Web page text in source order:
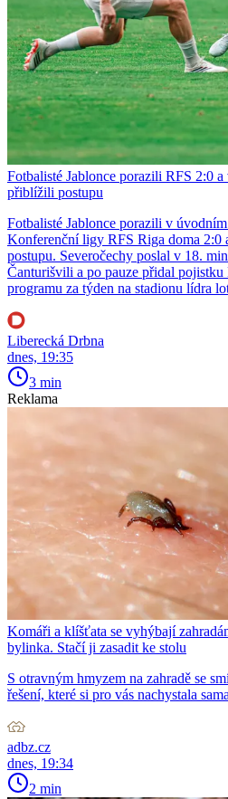
Fotbalisté Jablonce porazili RFS 2:0
přiblížili postupu
Fotbalisté Jablonce porazili v
Konferenční ligy RFS Riga doma 2:0
postupu. Severočechy poslal v 18.
Čanturišvili a po pauze přidal pojistku
programu za týden na stadionu lídra
Liberecká Drbna
dnes, 19:35
3 min
Reklama
Komáři a klíšťata se vyhýbají
bylinka. Stačí ji zasadit ke stolu
S otravným hmyzem na zahradě se
řešení, které si pro vás nachystala
adbz.cz
dnes, 19:34
2 min